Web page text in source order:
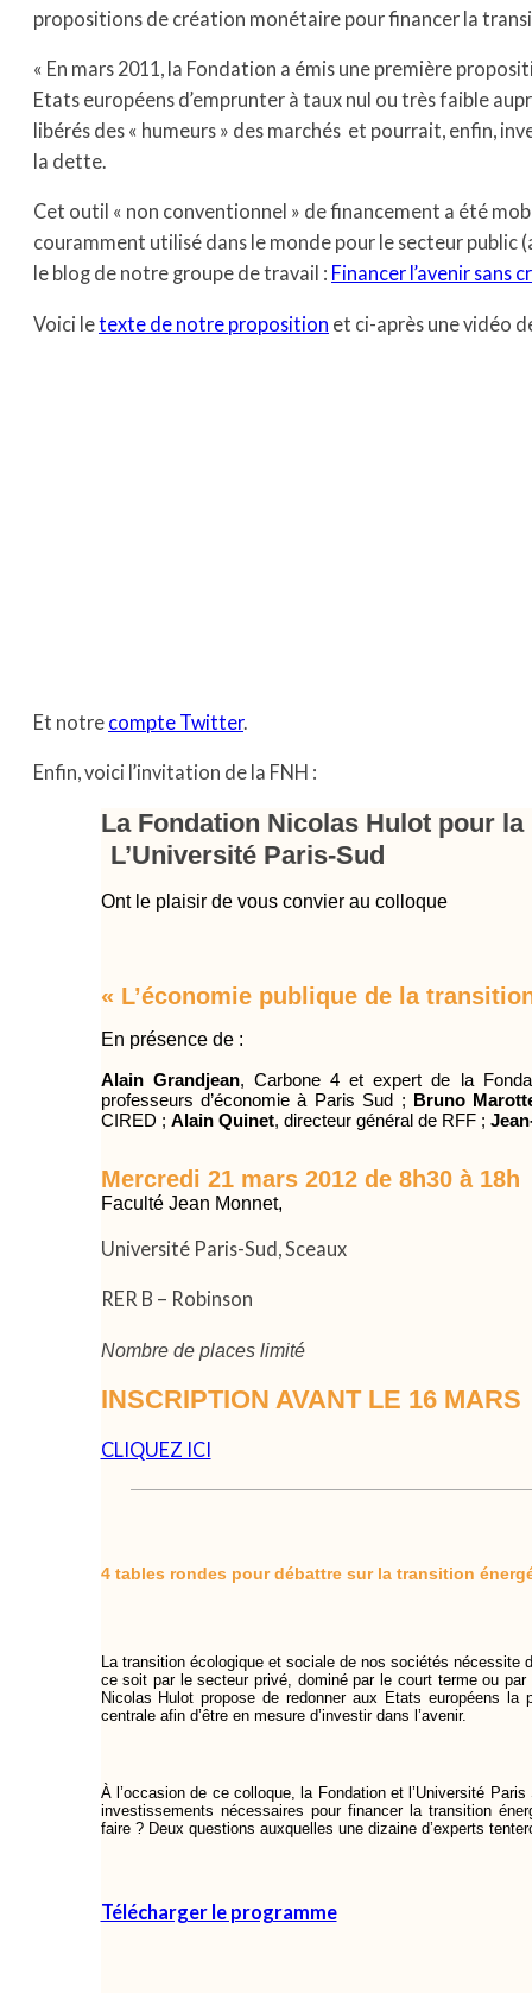
propositions de création monétaire pour financer la
« En mars 2011, la Fondation a émis une première
Etats européens d’emprunter à taux nul ou très faible
libérés des « humeurs » des marchés et pourrait, enfin,
la dette.
Cet outil « non conventionnel » de financement a été
couramment utilisé dans le monde pour le secteur public
le blog de notre groupe de travail : Financer l’avenir sans
Voici letexte de notre proposition et ci-après une vidéo
Et notre compte Twitter.
Enfin, voici l’invitation de la FNH :
La Fondation Nicolas Hulot pour la
L’Université Paris-Sud
Ont le plaisir de vous convier au colloque
« L’économie publique de la
En présence de :
Alain Grandjean, Carbone 4 et expert de la
professeurs d’économie à Paris Sud ; Bruno
CIRED ; Alain Quinet, directeur général de RFF ;
Mercredi 21 mars 2012 de 8h30 à 18h
Faculté Jean Monnet,
Université Paris-Sud, Sceaux
RER B – Robinson
Nombre de places limité
INSCRIPTION AVANT LE 16 MARS
CLIQUEZ ICI
4 tables rondes pour débattre sur la transition
La transition écologique et sociale de nos sociétés nécessite
ce soit par le secteur privé, dominé par le court terme ou
Nicolas Hulot propose de redonner aux Etats européens
centrale afin d’être en mesure d’investir dans l’avenir.
À l’occasion de ce colloque, la Fondation et l’Université
investissements nécessaires pour financer la transition
faire ? Deux questions auxquelles une dizaine d’experts
Télécharger le programme